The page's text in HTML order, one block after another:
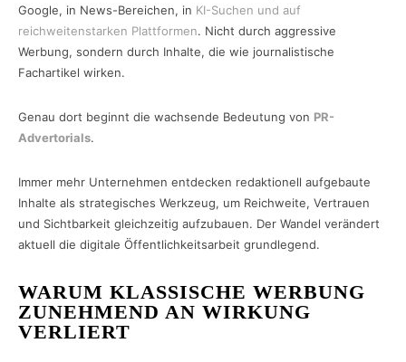
Google, in News-Bereichen, in KI-Suchen und auf
reichweitenstarken Plattformen. Nicht durch aggressive
Werbung, sondern durch Inhalte, die wie journalistische
Fachartikel wirken.
Genau dort beginnt die wachsende Bedeutung von PR-
Advertorials.
Immer mehr Unternehmen entdecken redaktionell aufgebaute
Inhalte als strategisches Werkzeug, um Reichweite, Vertrauen
und Sichtbarkeit gleichzeitig aufzubauen. Der Wandel verändert
aktuell die digitale Öffentlichkeitsarbeit grundlegend.
WARUM KLASSISCHE WERBUNG
ZUNEHMEND AN WIRKUNG
VERLIERT